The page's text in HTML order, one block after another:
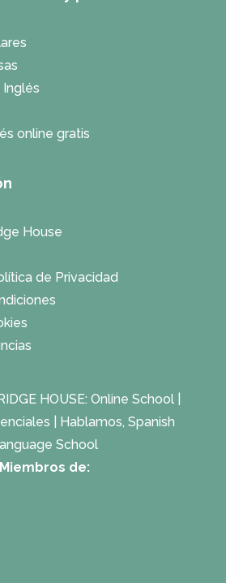
online gratis
House
de Privacidad
HOUSE: Online School
Hablamos, Spanish
School
Miembros de: